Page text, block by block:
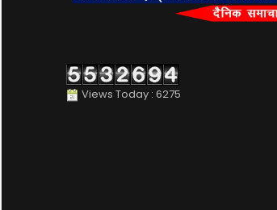
Views Today : 6275